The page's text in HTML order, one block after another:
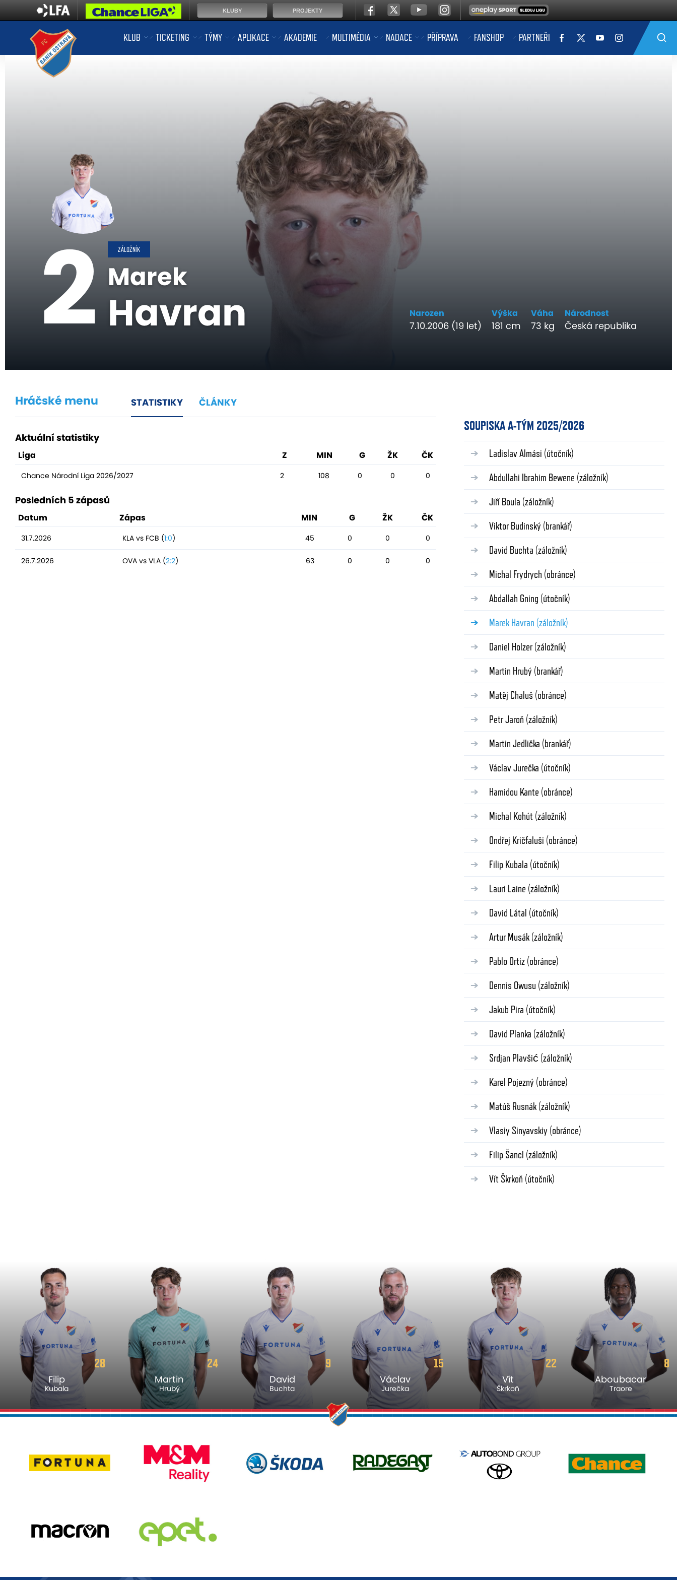
KLUB TICKETING TÝMY APLIKACE AKADEMIE MULTIMÉDIA NADACE PŘÍPRAVA FANSHOP PARTNEŘI
2 ZÁLOŽNÍK
Marek
Havran Narozen
7.10.2006 (19 let)
Výška
181 cm
Váha
73 kg
Národnost
Česká republika
Hráčské menu STATISTIKY ČLÁNKY
Aktuální statistiky
Liga Z MIN G ŽK ČK
Chance Národní Liga 2026/2027 2 108 0 0 0
Posledních 5 zápasů
Datum Zápas MIN G ŽK ČK
31.7.2026 KLA vs FCB (1:0) 45 0 0 0
26.7.2026 OVA vs VLA (2:2) 63 0 0 0
SOUPISKA A-TÝM 2025/2026
Ladislav Almási (útočník)
Abdullahi Ibrahim Bewene (záložník)
Jiří Boula (záložník)
Viktor Budinský (brankář)
David Buchta (záložník)
Michal Frydrych (obránce)
Abdallah Gning (útočník)
Marek Havran (záložník)
Daniel Holzer (záložník)
Martin Hrubý (brankář)
Matěj Chaluš (obránce)
Petr Jaroň (záložník)
Martin Jedlička (brankář)
Václav Jurečka (útočník)
Hamidou Kante (obránce)
Michal Kohút (záložník)
Ondřej Kričfaluši (obránce)
Filip Kubala (útočník)
Lauri Laine (záložník)
David Látal (útočník)
Artur Musák (záložník)
Pablo Ortiz (obránce)
Dennis Owusu (záložník)
Jakub Pira (útočník)
David Planka (záložník)
Srdjan Plavšić (záložník)
Karel Pojezný (obránce)
Matúš Rusnák (záložník)
Vlasiy Sinyavskiy (obránce)
Filip Šancl (záložník)
Vít Škrkoň (útočník)
24
Martin
Hrubý
9
David
Buchta
15
Václav
Jurečka
22
Vít
Škrkoň
8
Aboubacar
Traore
44
Yevhenii
Skyba
KLUBY PROJEKTY